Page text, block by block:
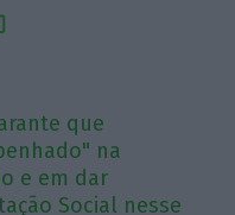
que
na
e em dar
Social nesse